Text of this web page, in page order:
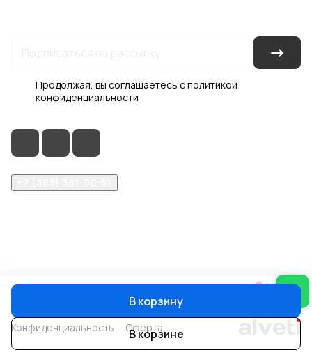
В корзину
В корзине
Продолжая, вы соглашаетесь сполитикой
конфиденциальности
© 2026 Интер-Двери
Конфиденциальность Оферта